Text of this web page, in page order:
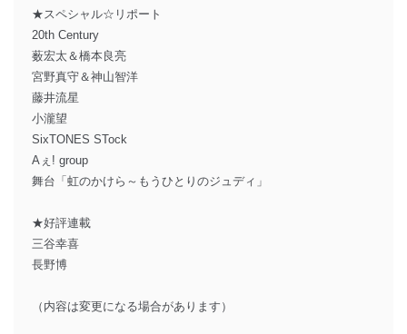
★スペシャル☆リポート
20th Century
薮宏太＆橋本良亮
宮野真守＆神山智洋
藤井流星
小瀧望
SixTONES STock
Aぇ! group
舞台「虹のかけら～もうひとりのジュディ」
★好評連載
三谷幸喜
長野博
（内容は変更になる場合があります）